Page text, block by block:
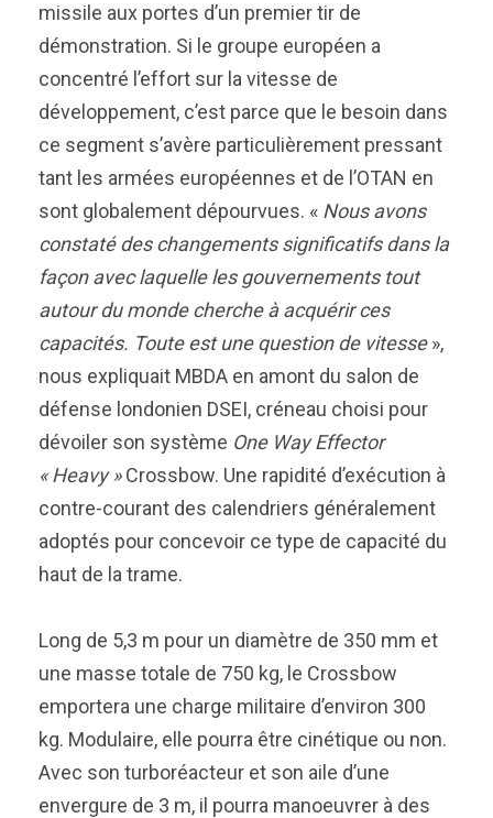
missile aux portes d’un premier tir de
démonstration. Si le groupe européen a
concentré l’effort sur la vitesse de
développement, c’est parce que le besoin dans
ce segment s’avère particulièrement pressant
tant les armées européennes et de l’OTAN en
sont globalement dépourvues. « Nous avons
constaté des changements significatifs dans la
façon avec laquelle les gouvernements tout
autour du monde cherche à acquérir ces
capacités. Toute est une question de vitesse»,
nous expliquait MBDA en amont du salon de
défense londonien DSEI, créneau choisi pour
dévoiler son système One Way Effector
« Heavy »Crossbow. Une rapidité d’exécution à
contre-courant des calendriers généralement
adoptés pour concevoir ce type de capacité du
haut de la trame.
Long de 5,3 m pour un diamètre de 350 mm et
une masse totale de 750 kg, le Crossbow
emportera une charge militaire d’environ 300
kg. Modulaire, elle pourra être cinétique ou non.
Avec son turboréacteur et son aile d’une
envergure de 3 m, il pourra manoeuvrer à des